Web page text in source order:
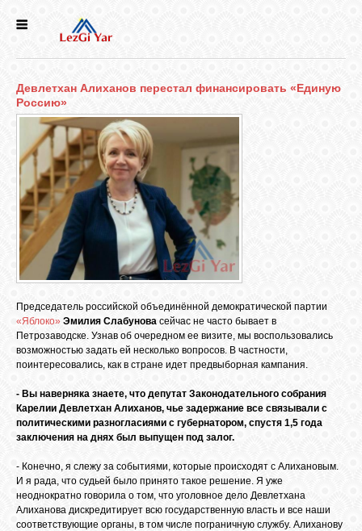
СЕЛА
ИСТОРИЯ
КУЛЬТУРА
ГОЛОС
ЛЕЗГИН
НАРОДЫ
БИБЛИОТЕКА
ФОРУМ
ГОСТЕВАЯ
О САЙТЕ
Девлетхан Алиханов перестал финансировать «Единую
Россию»
Председатель российской объединённой демократической партии
«Яблоко» Эмилия Слабунова сейчас не часто бывает в
Петрозаводске. Узнав об очередном ее визите, мы воспользовались
возможностью задать ей несколько вопросов. В частности,
поинтересовались, как в стране идет предвыборная кампания.
- Вы наверняка знаете, что депутат Законодательного собрания
Карелии Девлетхан Алиханов, чье задержание все связывали с
политическими разногласиями с губернатором, спустя 1,5 года
заключения на днях был выпущен под залог.
- Конечно, я слежу за событиями, которые происходят с Алихановым.
И я рада, что судьей было принято такое решение. Я уже
неоднократно говорила о том, что уголовное дело Девлетхана
Алиханова дискредитирует всю государственную власть и все наши
соответствующие органы, в том числе пограничную службу. Алиханову